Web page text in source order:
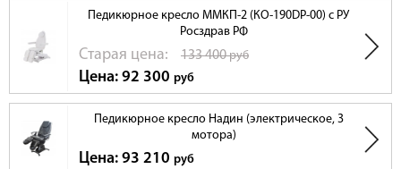
Педикюрное кресло ММКП-2 (КО-190DP-00) с РУ
Росздрав РФ
Cтарая цена: 133 400руб
Цена: 92 300 руб
Педикюрное кресло Надин (электрическое, 3
мотора)
Цена: 93 210 руб